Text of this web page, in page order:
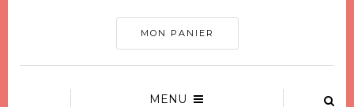
MON PANIER
MENU